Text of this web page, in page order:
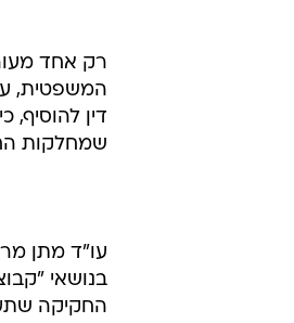
רק אחד
המשפטית,
דין
שמחלקות
עו"ד מתן
בנושאי
החקיקה